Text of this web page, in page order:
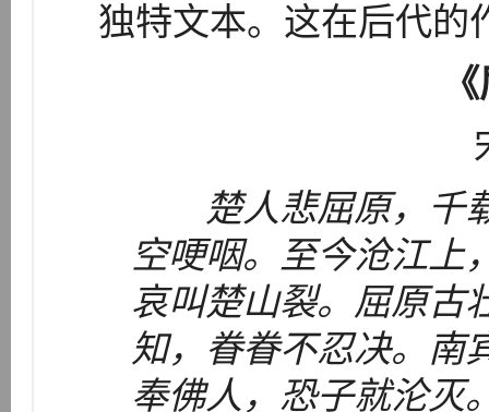
独特文本。这在后代的
楚人悲屈原，千
空哽咽。至今沧江上
哀叫楚山裂。屈原古
知，眷眷不忍决。南
奉佛人，恐子就沦灭